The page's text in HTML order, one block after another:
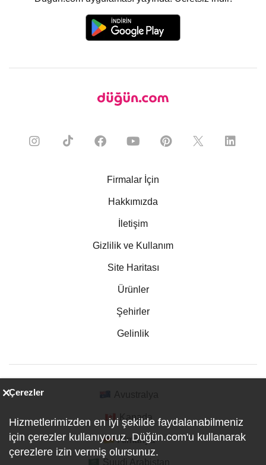
Firmalar İçin
Hakkımızda
İletişim
Gizlilik ve Kullanım
Site Haritası
Ürünler
Şehirler
Gelinlik
Kanada
Almanya
Çerezler
Hizmetlerimizden en iyi şekilde faydalanabilmeniz
için çerezler kullanıyoruz. Düğün.com'u kullanarak
çerezlere izin vermiş olursunuz.